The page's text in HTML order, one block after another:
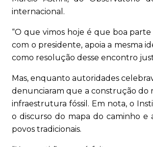
internacional.
“O que vimos hoje é que boa
com o presidente, apoia a mesma
como resolução desse encontro
Mas, enquanto autoridades
denunciaram que a construção do
infraestrutura fóssil. Em nota, o
o discurso do mapa do caminho e
povos tradicionais.